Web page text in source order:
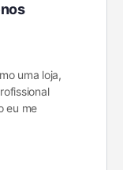
uma loja,
eu me